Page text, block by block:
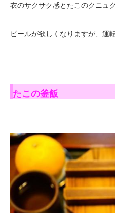
衣のサクサク感とたこのクニュ
ビールが欲しくなりますが、運
たこの釜飯